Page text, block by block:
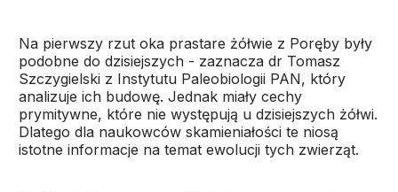
Na pierwszy rzut oka prastare żółwie z Poręby były
podobne do dzisiejszych - zaznacza dr Tomasz
Szczygielski z Instytutu Paleobiologii PAN, który
analizuje ich budowę. Jednak miały cechy
prymitywne, które nie występują u dzisiejszych żółwi.
Dlatego dla naukowców skamieniałości te niosą
istotne informacje na temat ewolucji tych zwierząt.